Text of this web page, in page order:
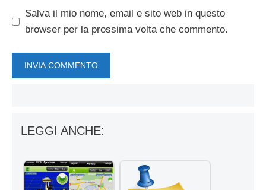
Salva il mio nome, email e sito web in questo
browser per la prossima volta che commento.
LEGGI ANCHE: